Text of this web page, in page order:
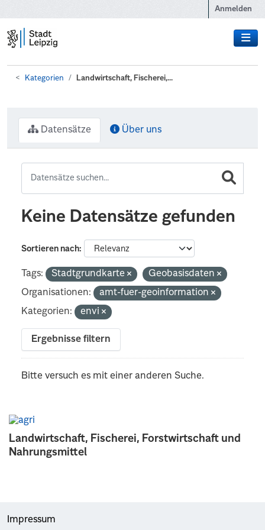
Anmelden
Kategorien Landwirtschaft, Fischerei,...
Landwirtschaft, Fischerei, Forstwirtschaft und
Nahrungsmittel
Datensätze Über uns
Keine Datensätze gefunden
Sortieren nach
Tags: Stadtgrundkarte
Geobasisdaten
Organisationen:
amt-fuer-geoinformation
Kategorien:
envi
Ergebnisse filtern
Bitte versuch es mit einer anderen Suche.
Impressum